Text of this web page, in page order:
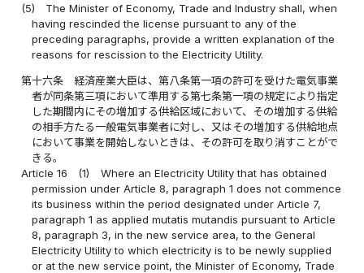
(5)
The Minister of Economy, Trade and Industry shall, when
having rescinded the license pursuant to any of the
preceding paragraphs, provide a written explanation of the
reasons for rescission to the Electricity Utility.
第十六条
経済産業大臣は、第八条第一項の許可を受けた電気事業
者が同条第三項において準用する第七条第一項の規定により指定
した期間内にその増加する供給区域において、その増加する供給
の相手方たる一般電気事業者に対し、又はその増加する供給地点
において事業を開始しないときは、その許可を取り消すことがで
きる。
Article 16
(1)
Where an Electricity Utility that has obtained
permission under Article 8, paragraph 1 does not commence
its business within the period designated under Article 7,
paragraph 1 as applied mutatis mutandis pursuant to Article
8, paragraph 3, in the new service area, to the General
Electricity Utility to which electricity is to be newly supplied
or at the new service point, the Minister of Economy, Trade